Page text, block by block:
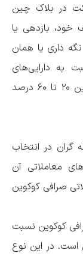
در بلاک چین
خود، بازدهی یا
داری یا همان
تا ۱۰۱ درصد نسبت به دارایی‌های
مختلف وجود دارد که اغلب این پاداش‌ها بین ۲۰ تا ۶۰ درصد
گران در انتخاب
معاملاتی آن
صرافی کوکوین
کوکوین نسبت
است. در این نوع